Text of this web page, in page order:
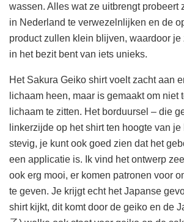
wassen. Alles wat ze uitbrengt probeert
in Nederland te verwezelnlijken en de
product zullen klein blijven, waardoor je
in het bezit bent van iets unieks.
Het Sakura Geiko shirt voelt zacht aan
lichaam heen, maar is gemaakt om niet
lichaam te zitten. Het borduursel – die
linkerzijde op het shirt ten hoogte van
stevig, je kunt ook goed zien dat het
een applicatie is. Ik vind het ontwerp
ook erg mooi, er komen patronen voor
te geven. Je krijgt echt het Japanse
shirt kijkt, dit komt door de geiko en de